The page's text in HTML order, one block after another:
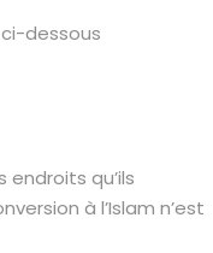
dessous
qu’ils
à l’Islam n’est